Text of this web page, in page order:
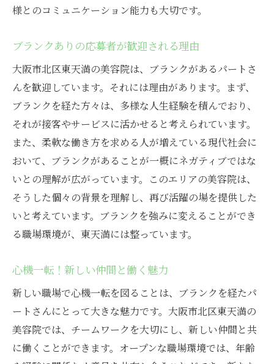
様とのコミュニケーション能力も大切です。
ブランクありの応募者が歓迎される理由
大阪市北区東天満の美容院は、ブランクがあるパートさ
んを歓迎しています。それには理由があります。まず、
ブランクを経た方々は、多様な人生経験を積んでおり、
それが接客やサービスに活かせると考えられています。
また、柔軟な働き方を求める人が増えている現代社会に
おいて、ブランクがあることが一概にネガティブではな
いとの理解が広がっています。このエリアの美容院は、
そうした個々の背景を理解し、再び活躍の場を提供した
いと考えています。ブランクを強みに変えることができ
る職場環境が、東天満には整っています。
心機一転！新しい仲間と働く魅力
新しい職場で心機一転を図ることは、ブランクを経たパ
ートさんにとって大きな魅力です。大阪市北区東天満の
美容院では、チームワークを大切にし、新しい仲間と共
に働くことができます。オープンな職場環境では、年齢